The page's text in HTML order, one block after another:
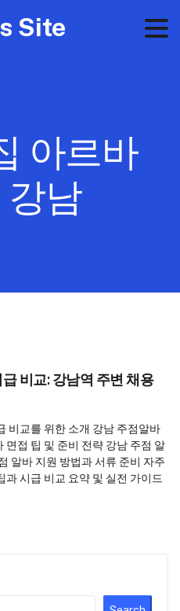
Site
아르바
강남
비교: 강남역 주변 채용
비교를 위한 소개 강남 주점알바
접 팁 및 준비 전략 강남 주점 알
알바 지원 방법과 서류 준비 자주
과 시급 비교 요약 및 실전 가이드